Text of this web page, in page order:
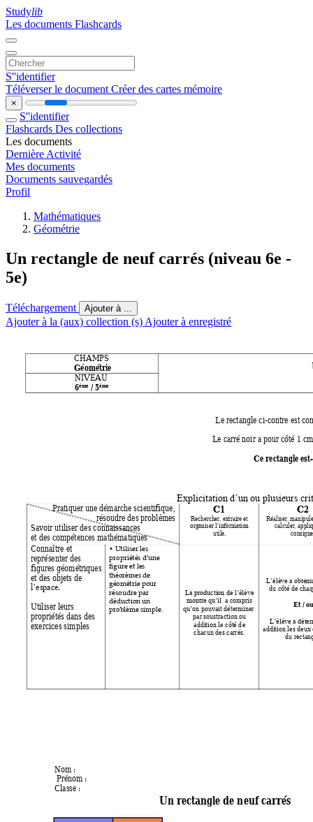
Studylib
Les documents Flashcards
S''identifier
Téléverser le document Créer des cartes mémoire
×
S''identifier
Flashcards Des collections
Les documents
Dernière Activité
Mes documents
Documents sauvegardés
Profil
Mathématiques
Géométrie
Un rectangle de neuf carrés (niveau 6e -
5e)
Téléchargement Ajouter à ...
Ajouter à la (aux) collection (s) Ajouter à enregistré
CHAMPS
Géométrie
NIVEAU
6ème / 5ème
Le rectangle ci-contre est
Le carré noir a pour côté 1
Ce rectangle
Explicitation d’un ou plusieurs
Pratiquer une démarche scientifique,
résoudre des problèmes
Savoir utiliser des connaissances
et des compétences mathématiques
C1
Rechercher, extraire et
organiser l’information
utile.
C2
Réaliser,
calculer,
Connaître et
représenter des
figures géométriques
et des objets de
l’espace.
Utiliser leurs
propriétés dans des
exercices simples
• Utiliser les
propriétés d’une
figure et les
théorèmes de
géométrie pour
résoudre par
déduction un
problème simple.
La production de l’élève
montre qu’il a compris
qu’on pouvait déterminer
par soustraction ou
addition le côté de
chacun des carrés.
L’élève a
du côté de
Et /
L’élève a
addition les deux
du
Nom :
Prénom :
Classe :
Un rectangle de neuf carrés